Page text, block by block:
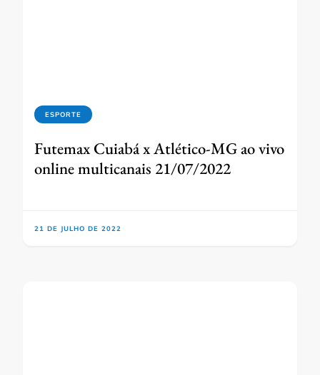
ESPORTE
Futemax Cuiabá x Atlético-MG ao vivo
online multicanais 21/07/2022
21 DE JULHO DE 2022